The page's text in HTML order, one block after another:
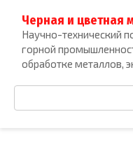
контенту
Черная и цветная
Научно-технический
горной
обработке металлов,
Поиск: